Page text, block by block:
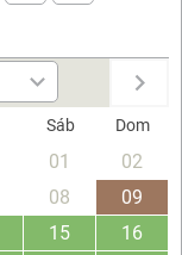
Sáb Dom
01
02
08
09
15
16